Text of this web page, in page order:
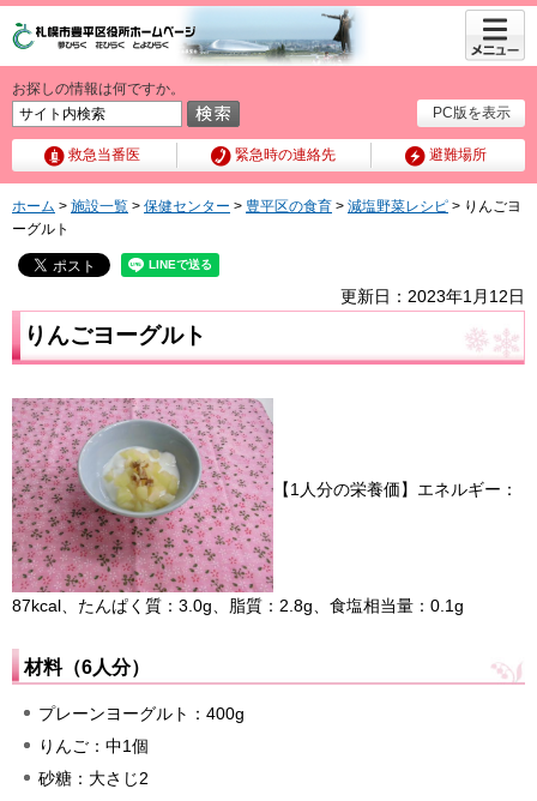
PC版を表示
お探しの情報は何ですか。
救急当番医 緊急時の連絡先 避難場所
メニュ
ー
ホーム > 施設一覧 > 保健センター > 豊平区の食育 > 減塩野菜レシピ > りんごヨ
ーグルト
更新日：2023年1月12日
りんごヨーグルト
【1人分の栄養価】エネルギー：
87kcal、たんぱく質：3.0g、脂質：2.8g、食塩相当量：0.1g
材料（6人分）
プレーンヨーグルト：400g
りんご：中1個
砂糖：大さじ2